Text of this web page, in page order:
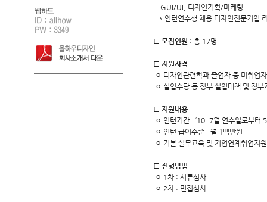
GUI/UI, 디자인기획/마케팅
* 인턴연수생 채용 디자인전문기업
□ 모집인원 : 총 17명
□ 지원자격
ㅇ 디자인관련학과 졸업자 중 미취업
ㅇ 실업수당 등 정부 실업대책 및 정
□ 지원내용
ㅇ 인턴기간 : ‘10. 7월 연수일로부터
ㅇ 인턴 급여수준 : 월 1백만원
ㅇ 기본 실무교육 및 기업연계취업지원
□ 전형방법
ㅇ 1차 : 서류심사
ㅇ 2차 : 면접심사